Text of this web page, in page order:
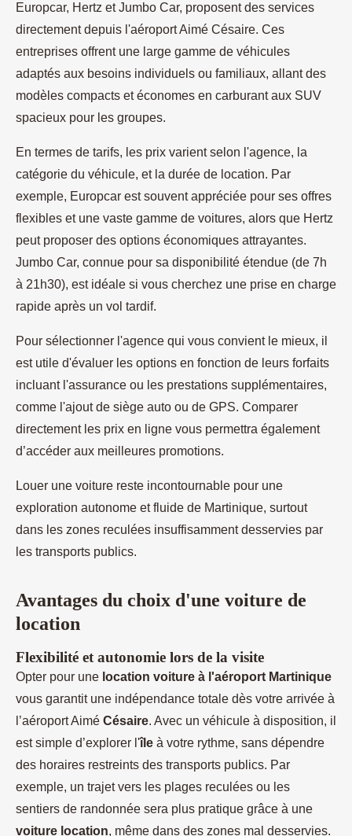
Europcar, Hertz et Jumbo Car, proposent des services
directement depuis l'aéroport Aimé Césaire. Ces
entreprises offrent une large gamme de véhicules
adaptés aux besoins individuels ou familiaux, allant des
modèles compacts et économes en carburant aux SUV
spacieux pour les groupes.
En termes de tarifs, les prix varient selon l'agence, la
catégorie du véhicule, et la durée de location. Par
exemple, Europcar est souvent appréciée pour ses offres
flexibles et une vaste gamme de voitures, alors que Hertz
peut proposer des options économiques attrayantes.
Jumbo Car, connue pour sa disponibilité étendue (de 7h
à 21h30), est idéale si vous cherchez une prise en charge
rapide après un vol tardif.
Pour sélectionner l'agence qui vous convient le mieux, il
est utile d'évaluer les options en fonction de leurs forfaits
incluant l'assurance ou les prestations supplémentaires,
comme l'ajout de siège auto ou de GPS. Comparer
directement les prix en ligne vous permettra également
d’accéder aux meilleures promotions.
Louer une voiture reste incontournable pour une
exploration autonome et fluide de Martinique, surtout
dans les zones reculées insuffisamment desservies par
les transports publics.
Avantages du choix d'une voiture de
location
Flexibilité et autonomie lors de la visite
Opter pour une location voiture à l'aéroport Martinique
vous garantit une indépendance totale dès votre arrivée à
l’aéroport Aimé Césaire. Avec un véhicule à disposition, il
est simple d’explorer l'île à votre rythme, sans dépendre
des horaires restreints des transports publics. Par
exemple, un trajet vers les plages reculées ou les
sentiers de randonnée sera plus pratique grâce à une
voiture location, même dans des zones mal desservies.